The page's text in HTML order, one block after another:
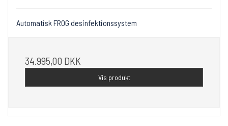
Automatisk FROG desinfektionssystem
34.995,00 DKK
Vis produkt